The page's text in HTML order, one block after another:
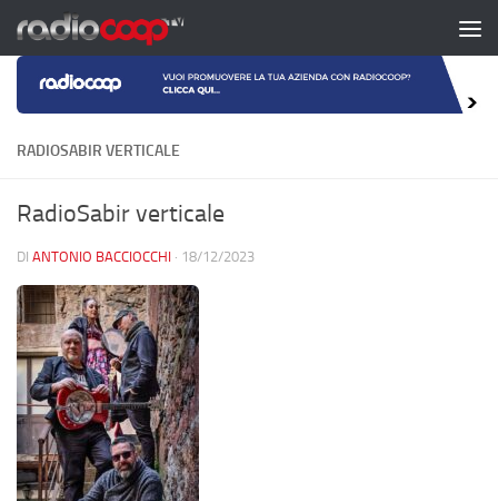
Salta al contenuto
RADIOSABIR VERTICALE
RadioSabir verticale
DI ANTONIO BACCIOCCHI · 18/12/2023